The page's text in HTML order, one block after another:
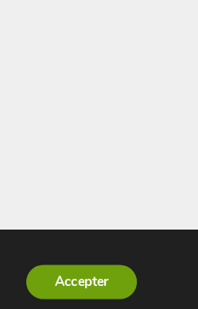
Accepter